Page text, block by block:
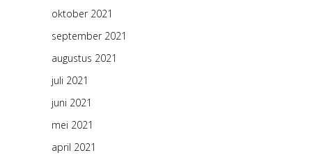
oktober 2021
september 2021
augustus 2021
juli 2021
juni 2021
mei 2021
april 2021